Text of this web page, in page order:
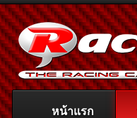
หน้าแรก